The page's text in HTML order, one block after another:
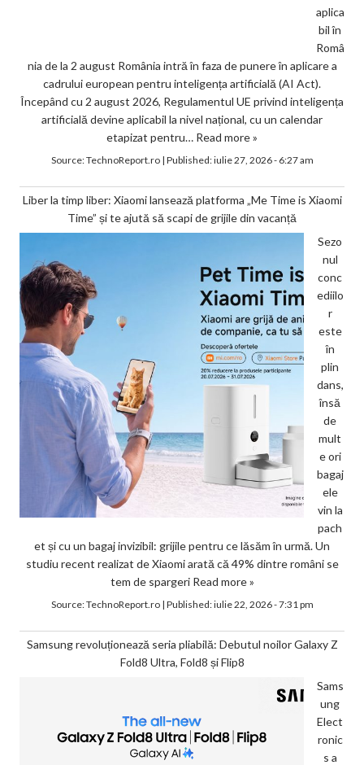
aplica
bil în
Româ
nia de la 2 august România intră în faza de punere în aplicare a
cadrului european pentru inteligența artificială (AI Act).
Începând cu 2 august 2026, Regulamentul UE privind inteligența
artificială devine aplicabil la nivel național, cu un calendar
etapizat pentru… Read more »
Source:TechnoReport.ro| Published:iulie 27, 2026 - 6:27 am
Liber la timp liber: Xiaomi lansează platforma „Me Time is Xiaomi
Time” și te ajută să scapi de grijile din vacanță
Sezo
nul
conc
ediilo
r
este
în
plin
dans,
însă
de
mult
e ori
bagaj
ele
vin la
pach
et și cu un bagaj invizibil: grijile pentru ce lăsăm în urmă. Un
studiu recent realizat de Xiaomi arată că 49% dintre români se
tem de spargeri Read more »
Source:TechnoReport.ro| Published:iulie 22, 2026 - 7:31 pm
Samsung revoluționează seria pliabilă: Debutul noilor Galaxy Z
Fold8 Ultra, Fold8 și Flip8
Sams
ung
Elect
ronic
s a